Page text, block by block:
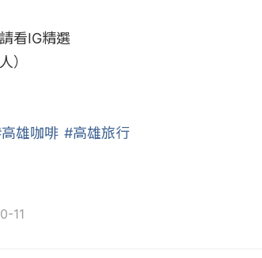
看IG精選
）
雄咖啡 #高雄旅行
11